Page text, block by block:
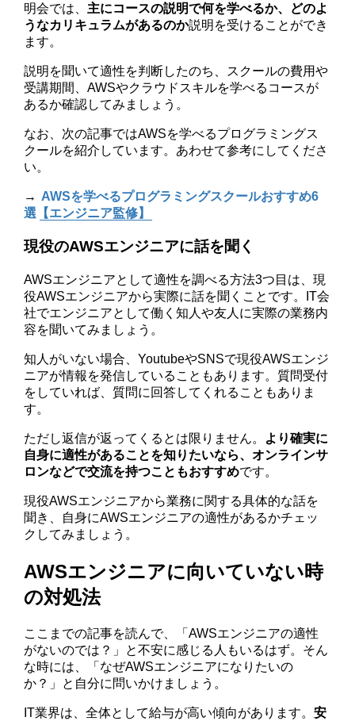
明会では、 主にコースの説明で何を学べるか、どのよ
うなカリキュラムがあるのか説明を受けることができ
ます。
説明を聞いて適性を判断したのち、スクールの費用や
受講期間、AWSやクラウドスキルを学べるコースが
あるか確認してみましょう。
なお、次の記事ではAWSを学べるプログラミングス
クールを紹介しています。あわせて参考にしてくださ
い。
→ AWSを学べるプログラミングスクールおすすめ6
選【エンジニア監修】
現役のAWSエンジニアに話を聞く
AWSエンジニアとして適性を調べる方法3つ目は、現
役AWSエンジニアから実際に話を聞くことです。IT会
社でエンジニアとして働く知人や友人に実際の業務内
容を聞いてみましょう。
知人がいない場合、YoutubeやSNSで現役AWSエンジ
ニアが情報を発信していることもあります。質問受付
をしていれば、質問に回答してくれることもありま
す。
ただし返信が返ってくるとは限りません。 より確実に
自身に適性があることを知りたいなら、オンラインサ
ロンなどで交流を持つこともおすすめです。
現役AWSエンジニアから業務に関する具体的な話を
聞き、自身にAWSエンジニアの適性があるかチェッ
クしてみましょう。
AWSエンジニアに向いていない時
の対処法
ここまでの記事を読んで、「AWSエンジニアの適性
がないのでは？」と不安に感じる人もいるはず。そん
な時には、「なぜAWSエンジニアになりたいの
か？」と自分に問いかけましょう。
IT業界は、全体として給与が高い傾向があります。安